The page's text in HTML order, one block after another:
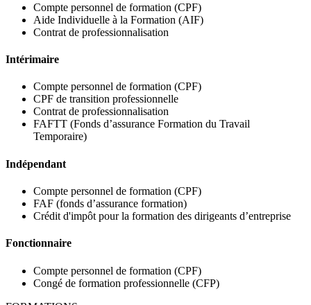
Compte personnel de formation (CPF)
Aide Individuelle à la Formation (AIF)
Contrat de professionnalisation
Intérimaire
Compte personnel de formation (CPF)
CPF de transition professionnelle
Contrat de professionnalisation
FAFTT (Fonds d’assurance Formation du Travail
Temporaire)
Indépendant
Compte personnel de formation (CPF)
FAF (fonds d’assurance formation)
Crédit d'impôt pour la formation des dirigeants d’entreprise
Fonctionnaire
Compte personnel de formation (CPF)
Congé de formation professionnelle (CFP)